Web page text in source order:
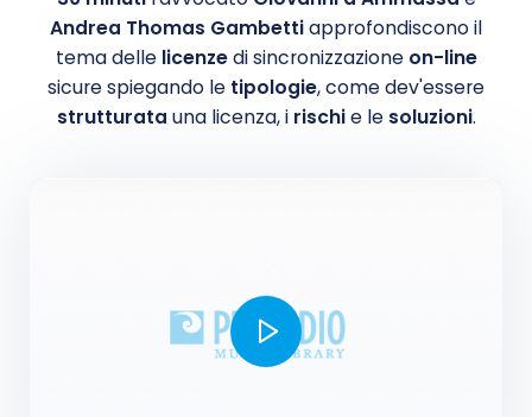
Andrea Thomas Gambettiapprofondiscono il
tema delle licenzedi sincronizzazione on-line
sicure spiegando le tipologie, come dev'essere
strutturata una licenza, i rischie lesoluzioni.